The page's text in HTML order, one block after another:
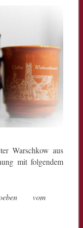
Warschkow aus
mit folgendem